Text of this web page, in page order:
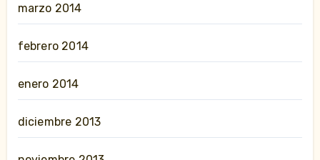
marzo 2014
febrero 2014
enero 2014
diciembre 2013